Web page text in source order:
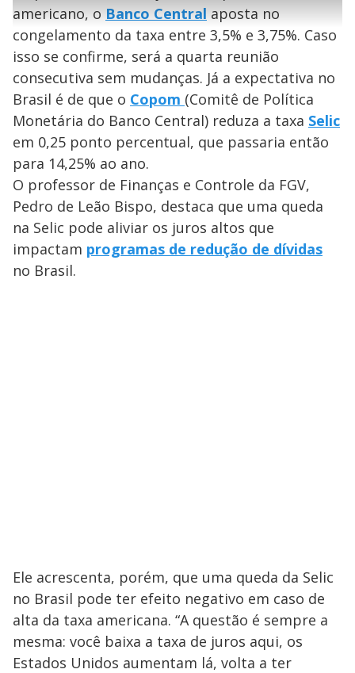
a
y
V
i
d
g
u
d
o
e
g
s
u
d
americano, oBanco Centralaposta no
congelamento da taxa entre 3,5% e 3,75%. Caso
isso se confirme, será a quarta reunião
consecutiva sem mudanças. Já a expectativa no
Brasil é de que o Copom (Comitê de Política
Monetária do Banco Central) reduza a taxa Selic
em 0,25 ponto percentual, que passaria então
para 14,25% ao ano.
O professor de Finanças e Controle da FGV,
Pedro de Leão Bispo, destaca que uma queda
na Selic pode aliviar os juros altos que
impactam programas de redução de dívidas
no Brasil.
Ele acrescenta, porém, que uma queda da Selic
no Brasil pode ter efeito negativo em caso de
alta da taxa americana. “A questão é sempre a
mesma: você baixa a taxa de juros aqui, os
Estados Unidos aumentam lá, volta a ter